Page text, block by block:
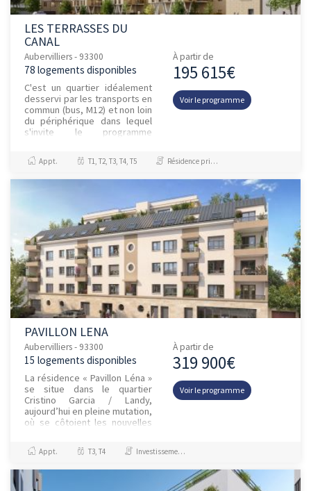
LES TERRASSES DU
CANAL
Aubervilliers - 93300
78 logements disponibles
C'est un quartier idéalement
desservi par les transports en
commun (bus, M12) et non loin
du périphérique dans lequel
s'invite le programme
du Canal. Ce program...
À partir de
195 615€
Voir le programme
Appt. T1, T2, T3, T4, T5 Résidence principale / PTZ
PAVILLON LENA
Aubervilliers - 93300
15 logements disponibles
La résidence « Pavillon Léna »
se situe dans le quartier
Cristino Garcia / Landy,
aujourd’hui en pleine mutation,
où se côtoient les nouvelles
Condorcet et tous les se...
À partir de
319 900€
Voir le programme
Appt. T3, T4 Investissement et Défiscalisation